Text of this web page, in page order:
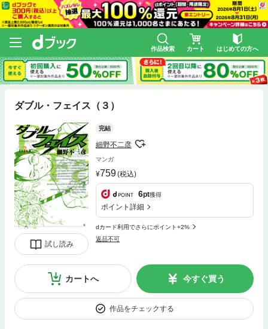
作品検索 カート はじめての方へ
ダブル・フェイス（３）
試し読み
完結
細野不二彦
マンガ
759(税込)
6pt獲得
ポイント詳細
dカード利用でさらにポイント+2%
返品不可
カートへ 今すぐ買う
作品をチェックする